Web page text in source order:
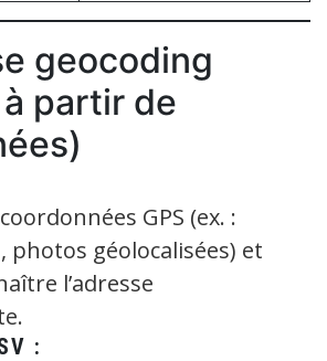
geocoding
partir de
GPS (ex. :
photos géolocalisées) et
l’adresse
: